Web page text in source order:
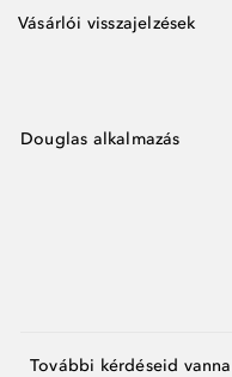
Vásárlói visszajelzések
Douglas alkalmazás
További kérdéseid